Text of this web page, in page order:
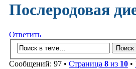
Послеродовая
Ответить
Сообщений: 97 • Страница 8 из 10 •